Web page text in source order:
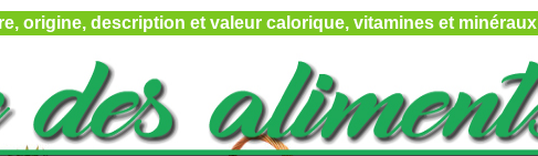
origine, description et valeur calorique, vitamines et minéraux